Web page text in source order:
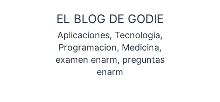
contenido
EL BLOG DE GODIE
Aplicaciones, Tecnologia,
Programacion, Medicina,
examen enarm, preguntas
enarm